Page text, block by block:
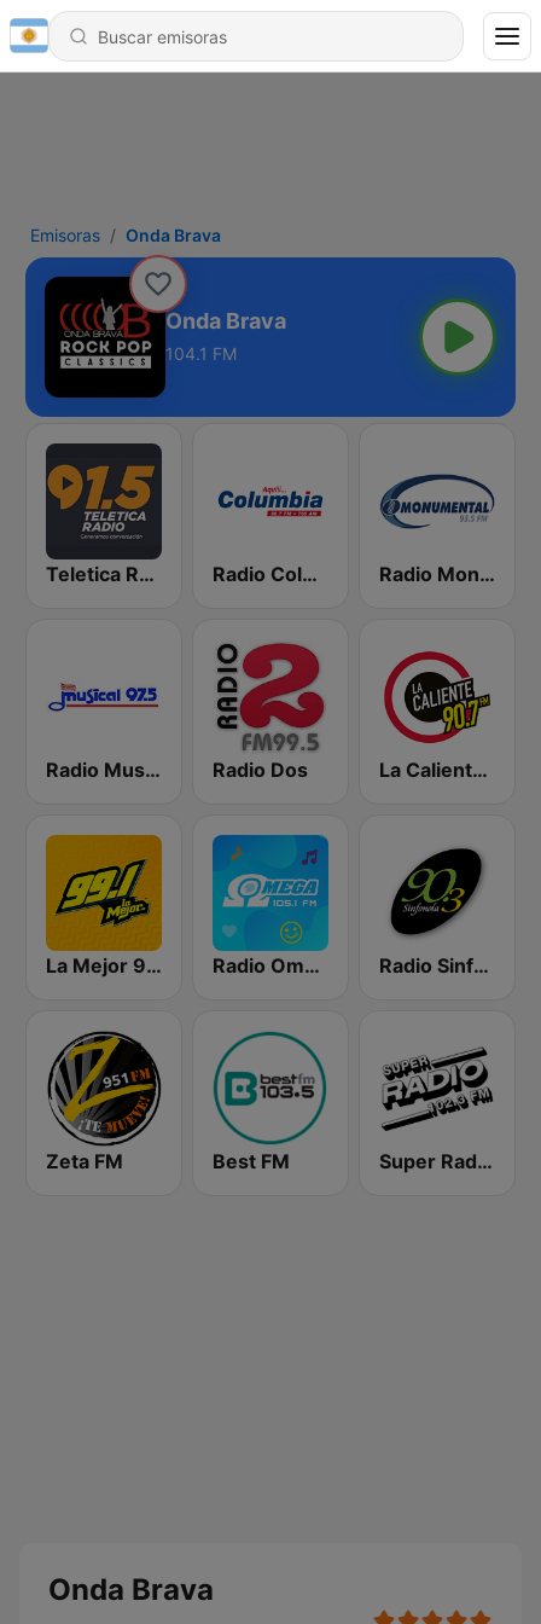
Emisoras Onda Brava
Onda Brava
104.1 FM
Teletica Radio 91.5 FM Radio Columbia Radio Monumental
Radio Musical Radio Dos La Caliente 90.7 FM
La Mejor 99.1 Radio Omega Stereo Radio Sinfonola
Zeta FM Best FM Super Radio FM
Onda Brava